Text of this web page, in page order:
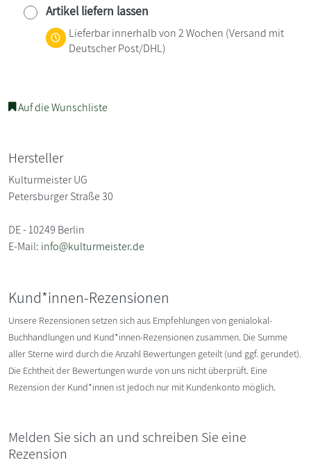
Artikel liefern lassen
Lieferbar innerhalb von 2 Wochen (Versand mit
Deutscher Post/DHL)
Auf die Wunschliste
Hersteller
Kulturmeister UG
Petersburger Straße 30
DE - 10249 Berlin
E-Mail: info@kulturmeister.de
Kund*innen-Rezensionen
Unsere Rezensionen setzen sich aus Empfehlungen von genialokal-
Buchhandlungen und Kund*innen-Rezensionen zusammen. Die Summe
aller Sterne wird durch die Anzahl Bewertungen geteilt (und ggf. gerundet).
Die Echtheit der Bewertungen wurde von uns nicht überprüft. Eine
Rezension der Kund*innen ist jedoch nur mit Kundenkonto möglich.
Melden Sie sich an und schreiben Sie eine
Rezension